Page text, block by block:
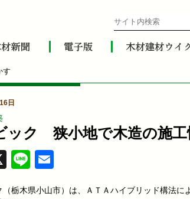
す
日
ック 狭小地で木造の施工
X Line
（栃木県小山市）は、ＡＴＡハイブリッド構法に